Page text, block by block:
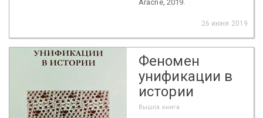
Aracne, 2019.
26 июня 2019
Феномен
унификации в
истории
Вышла книга